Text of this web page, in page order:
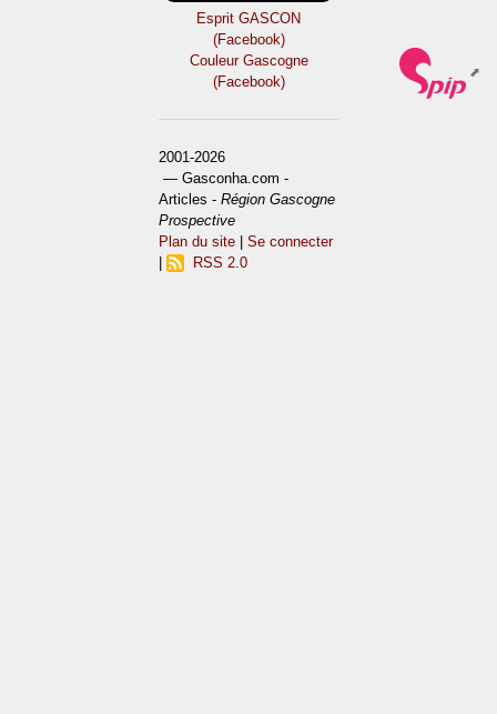
Esprit GASCON
(Facebook)
Couleur Gascogne
(Facebook)
2001-2026
— Gasconha.com -
Articles -Région Gascogne
Prospective
Plan du site |Se connecter
RSS 2.0